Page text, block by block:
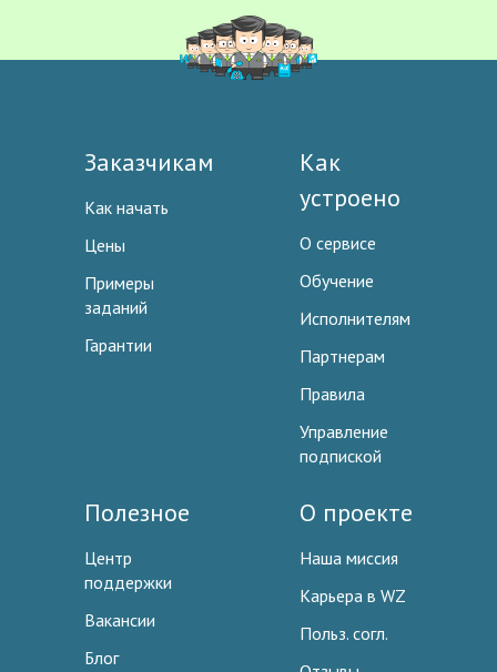
Заказчикам
Как начать
Цены
Примеры
заданий
Гарантии
Как
устроено
О сервисе
Обучение
Исполнителям
Партнерам
Правила
Управление
подпиской
Полезное
Центр
поддержки
Вакансии
Блог
О проекте
Наша миссия
Карьера в WZ
Польз. согл.